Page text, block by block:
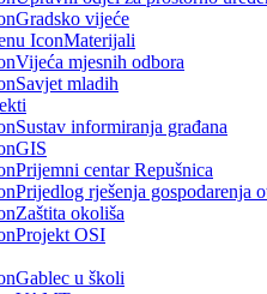
Gradsko vijeće
Materijali
Vijeća mjesnih odbora
Savjet mladih
Sustav informiranja građana
GIS
Prijemni centar Repušnica
Prijedlog rješenja gospodarenja
Zaštita okoliša
Projekt OSI
Gablec u školi